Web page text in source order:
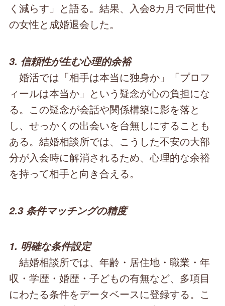
く減らす」と語る。結果、入会8カ月で同世代
の女性と成婚退会した。
3. 信頼性が生む心理的余裕
婚活では「相手は本当に独身か」「プロフ
ィールは本当か」という疑念が心の負担にな
る。この疑念が会話や関係構築に影を落と
し、せっかくの出会いを台無しにすることも
ある。結婚相談所では、こうした不安の大部
分が入会時に解消されるため、心理的な余裕
を持って相手と向き合える。
2.3 条件マッチングの精度
1. 明確な条件設定
結婚相談所では、年齢・居住地・職業・年
収・学歴・婚歴・子どもの有無など、多項目
にわたる条件をデータベースに登録する。こ